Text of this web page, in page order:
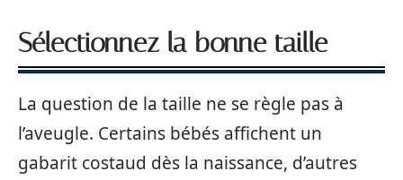
Sélectionnez la bonne taille
La question de la taille ne se règle pas à
l’aveugle. Certains bébés affichent un
gabarit costaud dès la naissance, d’autres